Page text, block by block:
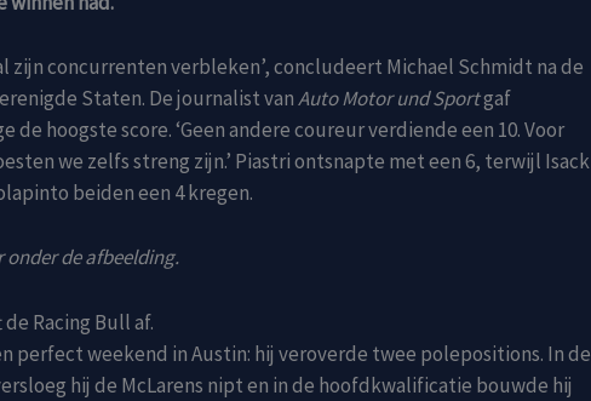
zijn concurrenten verbleken’, concludeert Michael Schmidt na de
Staten. De journalist vanAuto Motor und Sportgaf
de hoogste score. ‘Geen andere coureur verdiende een 10. Voor
we zelfs streng zijn.’ Piastri ontsnapte met een 6, terwijl Isack
beiden een 4 kregen.
onder de afbeelding.
Racing Bull af.
perfect weekend in Austin: hij veroverde twee polepositions. In de
hij de McLarens nipt en in de hoofdkwalificatie bouwde hij